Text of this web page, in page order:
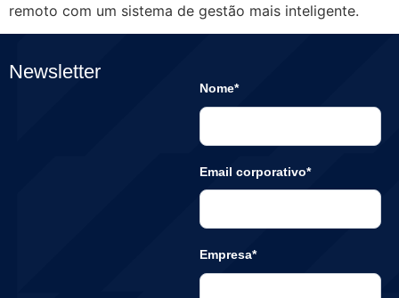
remoto com um sistema de gestão mais inteligente.
Newsletter
Nome*
Email corporativo*
Empresa*